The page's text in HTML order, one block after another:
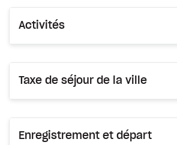
Activités
Taxe de séjour de la ville
Enregistrement et départ